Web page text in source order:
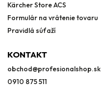
Kärcher Store ACS
Formulár na vrátenie tovaru
Pravidlá súťaží
KONTAKT
obchod@profesionalshop.sk
0910 875 511